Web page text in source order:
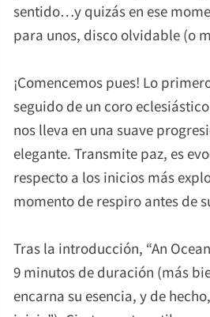
sentido…y quizás en ese
para unos, disco olvidable (o
¡Comencemos pues! Lo
seguido de un coro
nos lleva en una suave
elegante. Transmite paz, es
respecto a los inicios más
momento de respiro antes de
Tras la introducción, “An
9 minutos de duración (más
encarna su esencia, y de